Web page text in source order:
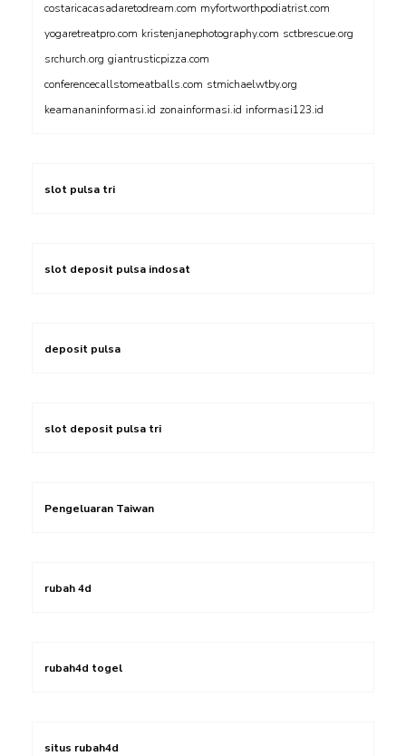
costaricacasadaretodream.com myfortworthpodiatrist.com
yogaretreatpro.com kristenjanephotography.com sctbrescue.org
srchurch.org giantrusticpizza.com
conferencecallstomeatballs.com stmichaelwtby.org
keamananinformasi.id zonainformasi.id informasi123.id
slot pulsa tri
slot deposit pulsa indosat
deposit pulsa
slot deposit pulsa tri
Pengeluaran Taiwan
rubah 4d
rubah4d togel
situs rubah4d